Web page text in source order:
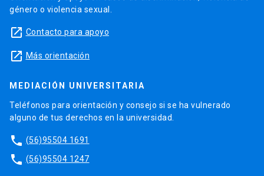
género o violencia sexual.
launch Contacto para apoyo
launch Más orientación
MEDIACIÓN UNIVERSITARIA
Teléfonos para orientación y consejo si se ha vulnerado
alguno de tus derechos en la universidad.
phone (56)95504 1691
phone (56)95504 1247